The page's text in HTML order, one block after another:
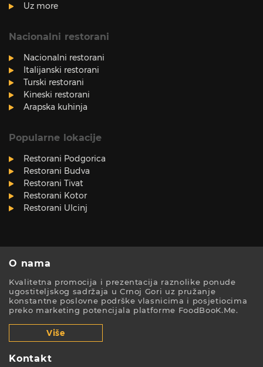
Uz more
Nacionalni restorani
Nacionalni restorani
Italijanski restorani
Turski restorani
Kineski restorani
Arapska kuhinja
Popularne lokacije
Restorani Podgorica
Restorani Budva
Restorani Tivat
Restorani Kotor
Restorani Ulcinj
O nama
Kvalitetna promocija i prezentacija raznolike ponude
ugostiteljskog sadržaja u Crnoj Gori uz pružanje
konstantne poslovne podrške vlasnicima i posjetiocima
preko marketing potencijala platforme FoodBooK.Me.
Više
Kontakt